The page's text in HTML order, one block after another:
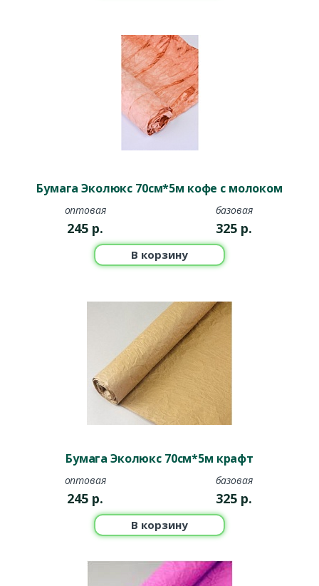
Бумага Эколюкс 70см*5м кофе с молоком
оптовая
245 р.
базовая
325 р.
В корзину
Бумага Эколюкс 70см*5м крафт
оптовая
245 р.
базовая
325 р.
В корзину